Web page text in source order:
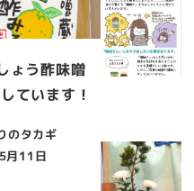
ょう酢味噌
ています！
のタカギ
月11日